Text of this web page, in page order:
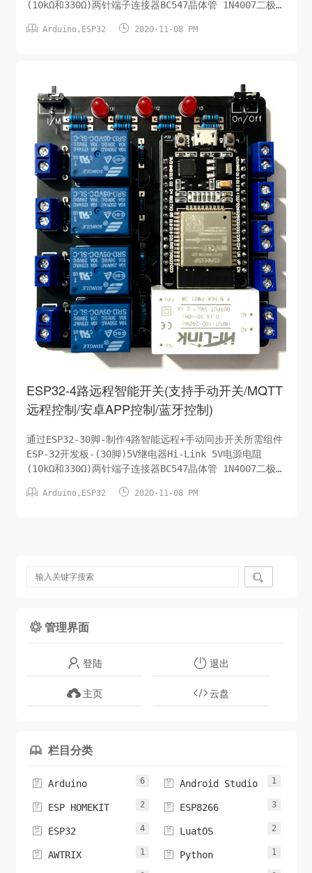
(10kΩ和330Ω)两针端子连接器BC547晶体管 1N4007二极管
Code源码此处省略/待分享PCB设计图及分享下载在
 Arduino, ESP32  2020-11-08 PM
ESP32-4路远程智能开关(支持手动开关/MQTT
远程控制/安卓APP控制/蓝牙控制)
通过ESP32-30脚-制作4路智能远程+手动同步开关所需组件
ESP-32开发板-(30脚)5V继电器Hi-Link 5V电源电阻
(10kΩ和330Ω)两针端子连接器BC547晶体管 1N4007二极管
Code源码此处省略/待分享PCB设计图及分享下载在
 Arduino, ESP32  2020-11-08 PM

 管理界面
登陆 退出
主页 云盘
 栏目分类
 Arduino 6  Android Studio 1
 ESP HOMEKIT 2  ESP8266 3
 ESP32 4  LuatOS 2
 AWTRIX 1  Python 1